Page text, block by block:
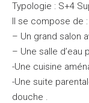
Typologie : S+4
Il se compose de :
– Un grand salon
– Une salle d’eau
-Une cuisine
-Une suite
douche .